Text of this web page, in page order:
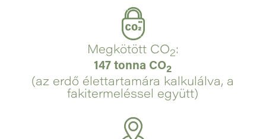
Megkötött CO2:
147 tonna CO2
(az erdő élettartamára kalkulálva, a
fakitermeléssel együtt)